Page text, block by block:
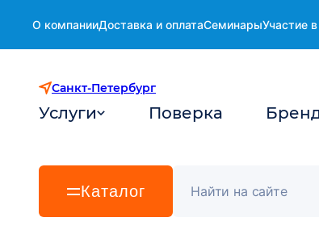
О компанииДоставка и оплатаСеминарыУчастие
Санкт-Петербург
Услуги Поверка
Каталог